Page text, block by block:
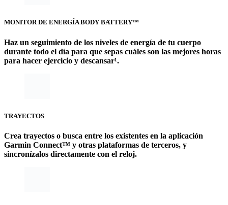
MONITOR DE ENERGÍA BODY BATTERY™
Haz un seguimiento de los niveles de energía de tu cuerpo
durante todo el día para que sepas cuáles son las mejores horas
para hacer ejercicio y descansar¹.
TRAYECTOS
Crea trayectos o busca entre los existentes en la aplicación
Garmin Connect™ y otras plataformas de terceros, y
sincronízalos directamente con el reloj.